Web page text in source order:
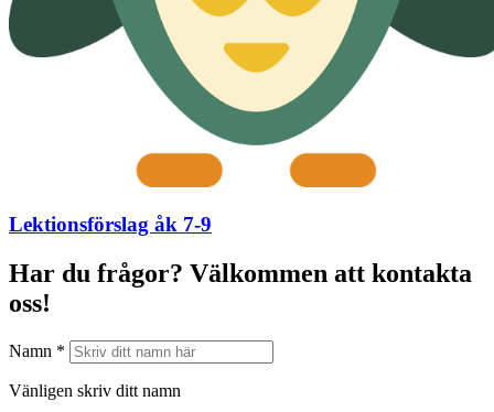
Lektionsförslag åk 7-9
Har du frågor? Välkommen att kontakta
oss!
Namn *
Vänligen skriv ditt namn